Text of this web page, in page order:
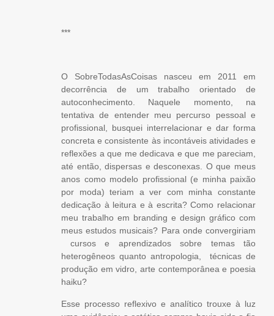
***
O SobreTodasAsCoisas nasceu em 2011 em
decorrência de um trabalho orientado de
autoconhecimento. Naquele momento, na
tentativa de entender meu percurso pessoal e
profissional, busquei interrelacionar e dar forma
concreta e consistente às incontáveis atividades e
reflexões a que me dedicava e que me pareciam,
até então, dispersas e desconexas. O que meus
anos como modelo profissional (e minha paixão
por moda) teriam a ver com minha constante
dedicação à leitura e à escrita? Como relacionar
meu trabalho em branding e design gráfico com
meus estudos musicais? Para onde convergiriam
cursos e aprendizados sobre temas tão
heterogêneos quanto antropologia, técnicas de
produção em vidro, arte contemporânea e poesia
haiku?
Esse processo reflexivo e analítico trouxe à luz